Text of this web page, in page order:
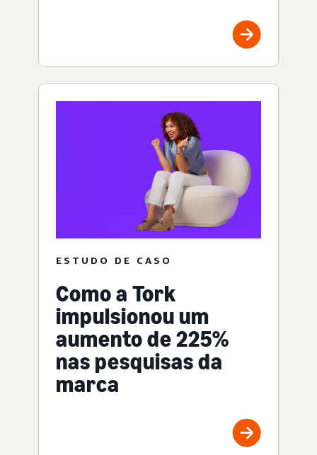
ESTUDO DE CASO
Como a Tork
impulsionou um
aumento de 225%
nas pesquisas da
marca